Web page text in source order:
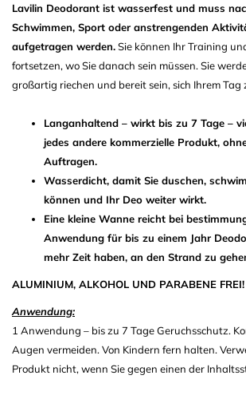
Lavilin Deodorant ist wasserfest und muss
Schwimmen, Sport oder anstrengenden
aufgetragen werden.Sie können Ihr Training
fortsetzen, wo Sie danach sein müssen. Sie
großartig riechen und bereit sein, sich Ihrem Tag
Langanhaltend – wirkt bis zu 7 Tage –
jedes andere kommerzielle Produkt,
Auftragen.
Wasserdicht, damit Sie duschen,
können und Ihr Deo weiter wirkt.
Eine kleine Wanne reicht bei
Anwendung für bis zu einem Jahr
mehr Zeit haben, an den Strand zu
ALUMINIUM, ALKOHOL UND PARABENE FREI!
Anwendung:
1 Anwendung – bis zu 7 Tage Geruchsschutz.
Augen vermeiden. Von Kindern fern halten.
Produkt nicht, wenn Sie gegen einen der